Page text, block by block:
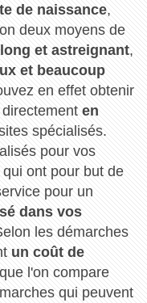
de naissance,
deux moyens de
long et astreignant,
et beaucoup
en effet obtenir
en
spécialisés.
pour vos
ont pour but de
pour un
dans vos
les démarches
un coût de
l'on compare
qui peuvent